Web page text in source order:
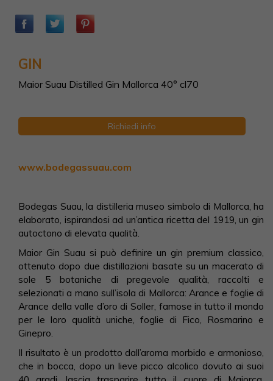
GIN
Maior Suau Distilled Gin Mallorca 40° cl70
Richiedi info
www.bodegassuau.com
Bodegas Suau, la distilleria museo simbolo di Mallorca, ha
elaborato, ispirandosi ad un’antica ricetta del 1919, un gin
autoctono di elevata qualità.
Maior Gin Suau si può definire un gin premium classico,
ottenuto dopo due distillazioni basate su un macerato di
sole 5 botaniche di pregevole qualità, raccolti e
selezionati a mano sull’isola di Mallorca: Arance e foglie di
Arance della valle d’oro di Soller, famose in tutto il mondo
per le loro qualità uniche, foglie di Fico, Rosmarino e
Ginepro.
Il risultato è un prodotto dall’aroma morbido e armonioso,
che in bocca, dopo un lieve picco alcolico dovuto ai suoi